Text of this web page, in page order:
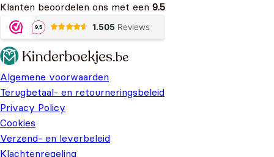
Klanten beoordelen ons met een 9.5
Algemene voorwaarden
Terugbetaal- en retourneringsbeleid
Privacy Policy
Cookies
Verzend- en leverbeleid
Klachtenregeling